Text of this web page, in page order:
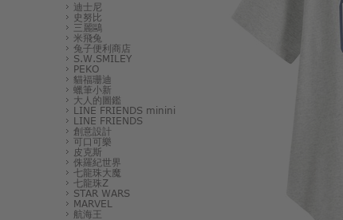
迪士尼
史努比
三麗鷗
米飛兔
兔子便利商店
S.W.SMILEY
PEKO
貓福珊迪
蠟筆小新
大人的圖鑑
LINE FRIENDS minini
LINE FRIENDS
創意設計
可口可樂
皮克斯
侏羅紀世界
七龍珠大魔
七龍珠Z
STAR WARS
MARVEL
航海王